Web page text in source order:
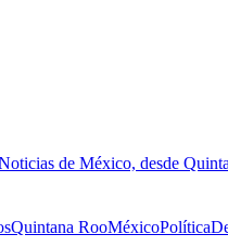
de México, desde
Quintana RooMéxicoPolítica